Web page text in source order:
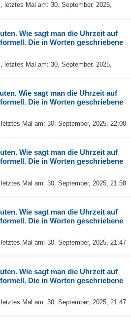
letztes Mal am: 30. September, 2025,
Wie sagt man die Uhrzeit auf
Die in Worten geschriebene
letztes Mal am: 30. September, 2025,
Wie sagt man die Uhrzeit auf
Die in Worten geschriebene
Mal am: 30. September, 2025, 22:00
Wie sagt man die Uhrzeit auf
Die in Worten geschriebene
Mal am: 30. September, 2025, 21:58
Wie sagt man die Uhrzeit auf
Die in Worten geschriebene
Mal am: 30. September, 2025, 21:47
Wie sagt man die Uhrzeit auf
Die in Worten geschriebene
Mal am: 30. September, 2025, 21:47